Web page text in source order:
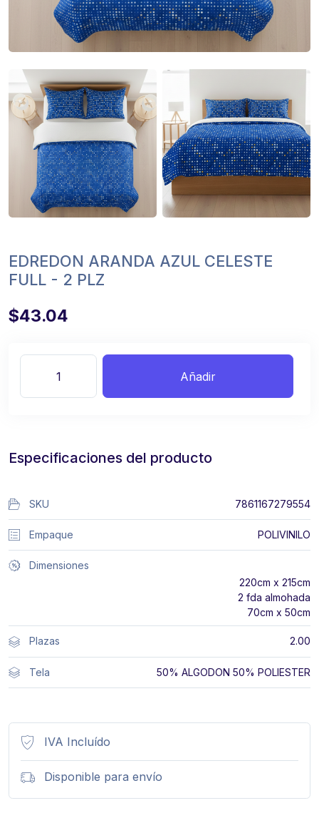
EDREDON ARANDA AZUL CELESTE
FULL - 2 PLZ
$43.04
Añadir
Especificaciones del producto
7861167279554
SKU
POLIVINILO
Empaque
Dimensiones
220cm x 215cm
2 fda almohada
70cm x 50cm
2.00
Plazas
50% ALGODON 50% POLIESTER
Tela
IVA Incluído
Disponible para envío